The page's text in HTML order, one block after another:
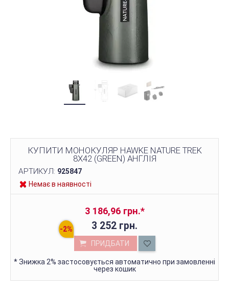
КУПИТИ МОНОКУЛЯР HAWKE NATURE TREK
8X42 (GREEN) АНГЛІЯ
АРТИКУЛ: 925847
Немає в наявності
3 186,96 грн.*
3 252 грн.
ПРИДБАТИ
*Знижка 2% застосовується автоматично при замовленні
через кошик